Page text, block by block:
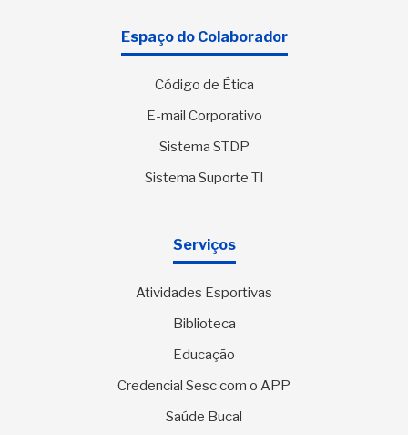
Espaço do Colaborador
Código de Ética
E-mail Corporativo
Sistema STDP
Sistema Suporte TI
Serviços
Atividades Esportivas
Biblioteca
Educação
Credencial Sesc com o APP
Saúde Bucal